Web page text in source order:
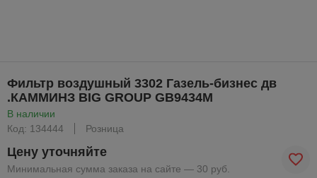
Фильтр воздушный 3302 Газель-бизнес дв
.КАММИНЗ BIG GROUP GB9434M
В наличии
Код: 134444
Розница
Цену уточняйте
Минимальная сумма заказа на сайте — 30 руб.